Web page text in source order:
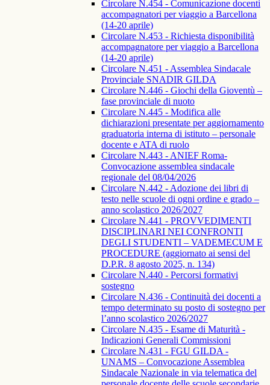
Circolare N.454 - Comunicazione docenti
accompagnatori per viaggio a Barcellona
(14-20 aprile)
Circolare N.453 - Richiesta disponibilità
accompagnatore per viaggio a Barcellona
(14-20 aprile)
Circolare N.451 - Assemblea Sindacale
Provinciale SNADIR GILDA
Circolare N.446 - Giochi della Gioventù –
fase provinciale di nuoto
Circolare N.445 - Modifica alle
dichiarazioni presentate per aggiornamento
graduatoria interna di istituto – personale
docente e ATA di ruolo
Circolare N.443 - ANIEF Roma-
Convocazione assemblea sindacale
regionale del 08/04/2026
Circolare N.442 - Adozione dei libri di
testo nelle scuole di ogni ordine e grado –
anno scolastico 2026/2027
Circolare N.441 - PROVVEDIMENTI
DISCIPLINARI NEI CONFRONTI
DEGLI STUDENTI – VADEMECUM E
PROCEDURE (aggiornato ai sensi del
D.P.R. 8 agosto 2025, n. 134)
Circolare N.440 - Percorsi formativi
sostegno
Circolare N.436 - Continuità dei docenti a
tempo determinato su posto di sostegno per
l’anno scolastico 2026/2027
Circolare N.435 - Esame di Maturità -
Indicazioni Generali Commissioni
Circolare N.431 - FGU GILDA -
UNAMS – Convocazione Assemblea
Sindacale Nazionale in via telematica del